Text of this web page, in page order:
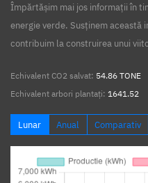
Împărtășim mai jos informații în
energie verde. Susținem această
contribuim la construirea unui
Echivalent CO2 salvat: 54.86 TONE
Echivalent arbori plantați: 1641.52
Lunar Anual Comparativ